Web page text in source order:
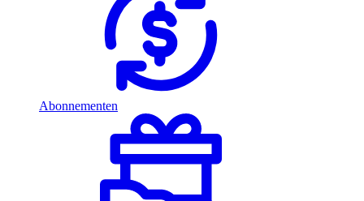
Abonnementen